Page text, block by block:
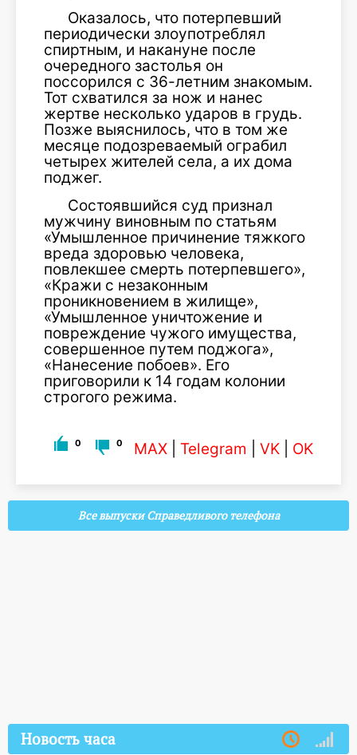
Оказалось, что потерпевший
периодически злоупотреблял
спиртным, и накануне после
очередного застолья он
поссорился с 36-летним знакомым.
Тот схватился за нож и нанес
жертве несколько ударов в грудь.
Позже выяснилось, что в том же
месяце подозреваемый ограбил
четырех жителей села, а их дома
поджег.
Состоявшийся суд признал
мужчину виновным по статьям
«Умышленное причинение тяжкого
вреда здоровью человека,
повлекшее смерть потерпевшего»,
«Кражи с незаконным
проникновением в жилище»,
«Умышленное уничтожение и
повреждение чужого имущества,
совершенное путем поджога»,
«Нанесение побоев». Его
приговорили к 14 годам колонии
строгого режима.
0 0 MAX Telegram VK OK
Все выпуски Справедливого телефона
Новость часа